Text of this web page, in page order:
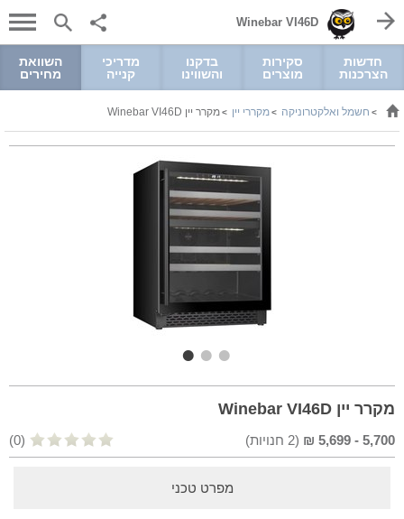
Winebar VI46D
חדשות
הצרכנות
סקירות
מוצרים
בדקנו
והשווינו
מדריכי
קנייה
השוואת
מחירים
> חשמל ואלקטרוניקה >מקררי יין >מקרר יין Winebar VI46D
מקרר יין Winebar VI46D
5,700
-
5,699
₪
(
2 חנויות) (0)
מפרט טכני